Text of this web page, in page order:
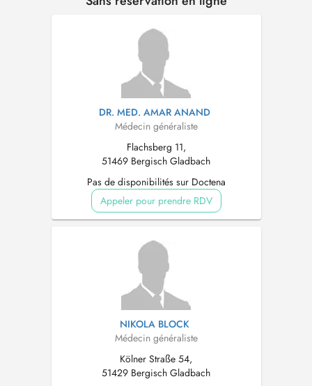
DR. MED. AMAR ANAND
Médecin généraliste
Flachsberg 11,
51469 Bergisch Gladbach
Pas de disponibilités sur Doctena
Appeler pour prendre RDV
NIKOLA BLOCK
Médecin généraliste
Kölner Straße 54,
51429 Bergisch Gladbach